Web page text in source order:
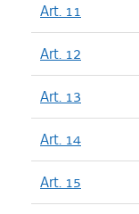
Art. 11
Art. 12
Art. 13
Art. 14
Art. 15